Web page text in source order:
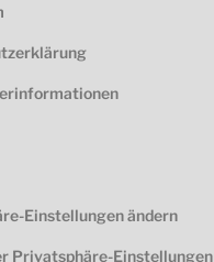
Einstellungen ändern
Privatsphäre-Einstellungen